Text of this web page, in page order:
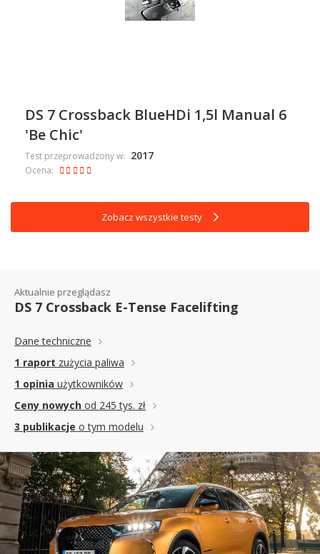
DS 7 Crossback BlueHDi 1,5l Manual 6
'Be Chic'
Test przeprowadzony w: 2017
Ocena:
Zobacz wszystkie testy
Aktualnie przeglądasz
DS 7 Crossback E-Tense Facelifting
Dane techniczne
1 raport zużycia paliwa
1 opinia użytkowników
Ceny nowych od 245 tys. zł
3 publikacje o tym modelu